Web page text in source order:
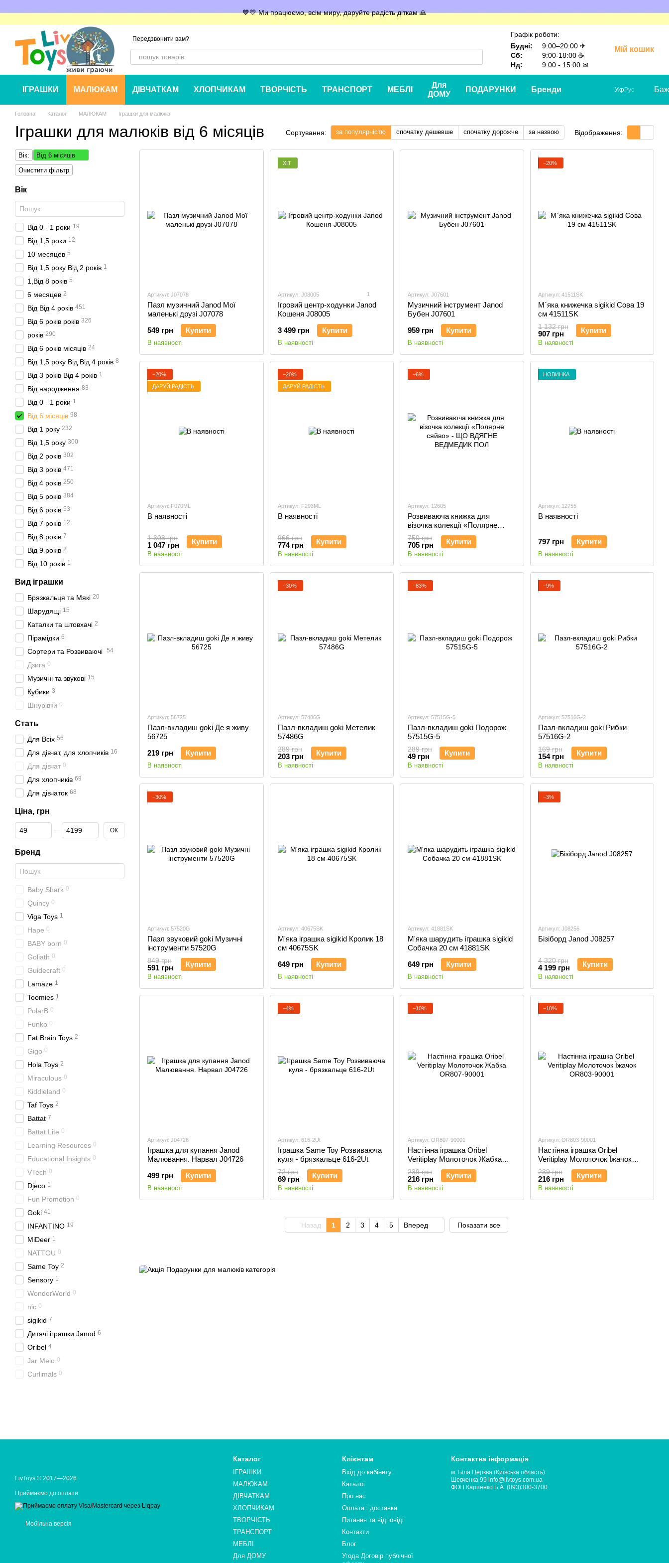
💙💛 Ми працюємо, всім миру, даруйте радість діткам 🙏
Передзвонити вам?
Графік роботи:
Будні:
9:00–20:00 ✈
Сб:
9:00-18:00 ☕
Нд:
9:00 - 15:00 ✉
Мій кошик
ІГРАШКИ МАЛЮКАМ ДІВЧАТКАМ ХЛОПЧИКАМ ТВОРЧІСТЬ ТРАНСПОРТ МЕБЛІ
Для
ДОМУ
ПОДАРУНКИ Бренди УкрРус
Головна Каталог МАЛЮКАМ Іграшки для малюкiв
Іграшки для малюків від 6 місяців Сортування: за популярністю спочатку дешевше спочатку дорожче за назвою Відображення:
Артикул: J07078
Пазл музичний Janod Мої
маленькі друзі J07078
549 грн
Купити
В наявності
ХІТ
Артикул: J08005 1
Ігровий центр-ходунки Janod
Кошеня J08005
3 499 грн
Купити
В наявності
Артикул: J07601
Музичний інструмент Janod
Бубен J07601
959 грн
Купити
В наявності
−20%
Артикул: 41511SK
М`яка книжечка sigikid Cова 19
см 41511SK
1 132 грн
907 грн Купити
В наявності
−20%
ДАРУЙ РАДІСТЬ
Артикул: F070ML
В наявності
1 308 грн
1 047 грн Купити
В наявності
−20%
ДАРУЙ РАДІСТЬ
Артикул: F293ML
В наявності
966 грн
774 грн Купити
В наявності
−6%
Артикул: 12605
Розвиваюча книжка для
візочка колекції «Полярне
сяйво» - ЩО ВДЯГНЕ
ВЕДМЕДИК ПОЛ
750 грн
705 грн Купити
В наявності
НОВИНКА
Артикул: 12755
В наявності
797 грн Купити
В наявності
Артикул: 56725
Пазл-вкладиш goki Де я живу
56725
219 грн
Купити
В наявності
−30%
Артикул: 57486G
Пазл-вкладиш goki Метелик
57486G
289 грн
203 грн Купити
В наявності
−83%
Артикул: 57515G-5
Пазл-вкладиш goki Подорож
57515G-5
289 грн
49 грн Купити
В наявності
−9%
Артикул: 57516G-2
Пазл-вкладиш goki Рибки
57516G-2
169 грн
154 грн Купити
В наявності
−30%
Артикул: 57520G
Пазл звуковий goki Музичні
інструменти 57520G
849 грн
591 грн Купити
В наявності
Артикул: 40675SK
М'яка іграшка sigikid Кролик 18
см 40675SK
649 грн
Купити
В наявності
Артикул: 41881SK
М'яка шарудить іграшка sigikid
Собачка 20 см 41881SK
649 грн
Купити
В наявності
−3%
Артикул: J08256
Бізіборд Janod J08257
4 320 грн
4 199 грн Купити
В наявності
Артикул: J04726
Іграшка для купання Janod
Малювання. Нарвал J04726
499 грн
Купити
В наявності
−4%
Артикул: 616-2Ut
Іграшка Same Toy Розвиваюча
куля - брязкальце 616-2Ut
72 грн
69 грн Купити
В наявності
−10%
Артикул: OR807-90001
Настінна іграшка Oribel
Veritiplay Молоточок Жабка
OR807-90001
239 грн
216 грн Купити
В наявності
−10%
Артикул: OR803-90001
Настінна іграшка Oribel
Veritiplay Молоточок Їжачок
OR803-90001
239 грн
216 грн Купити
В наявності
Назад 1 2 3 4 5 Вперед Показати все
Вік:
Від 6 місяців
Очистити фільтр
Вік
Від 0 - 1 роки 19
Від 1,5 роки 12
10 месяцев 5
Від 1,5 року Від 2 років 1
1,Від 8 років 5
6 месяцев 2
Від Від 4 років 451
Від 6 років років 326
років 290
Від 6 років місяців 24
Від 1,5 року Від Від 4 років 8
Від 3 років Від 4 років 1
Від народження 83
Від 0 - 1 роки 1
Від 6 місяців 98
Від 1 року 232
Від 1,5 року 300
Від 2 років 302
Від 3 років 471
Від 4 років 250
Від 5 років 384
Від 6 років 53
Від 7 років 12
Від 8 років 7
Від 9 років 2
Від 10 років 1
Вид іграшки
Брязкальця та Мякі 20
Шарудящі 15
Каталки та штовхачі 2
Пірамідки 6
Сортери та Розвиваючі 54
Дзига 0
Музичні та звукові 15
Кубики 3
Шнурівки 0
Стать
Для Всіх 56
Для дівчат, для хлопчиків 16
Для дівчат 0
Для хлопчиків 69
Для дівчаток 68
Ціна, грн
Від Ціна, грн
До Ціна, грн ОК
Бренд
Baby Shark 0
Quincy 0
Viga Toys 1
Hape 0
BABY born 0
Goliath 0
Guidecraft 0
Lamaze 1
Toomies 1
PolarB 0
Funko 0
Fat Brain Toys 2
Gigo 0
Hola Toys 2
Miraculous 0
Kiddieland 0
Taf Toys 2
Battat 7
Battat Lite 0
Learning Resources 0
Educational Insights 0
VTech 0
Djeco 1
Fun Promotion 0
Goki 41
INFANTINO 19
MiDeer 1
NATTOU 0
Same Toy 2
Sensory 1
WonderWorld 0
nic 0
sigikid 7
Дитячі іграшки Janod 6
Oribel 4
Jar Melo 0
Curlimals 0
LivToys © 2017—2026
Приймаємо до оплати
Мобільна версія
Каталог
ІГРАШКИ
МАЛЮКАМ
ДІВЧАТКАМ
ХЛОПЧИКАМ
ТВОРЧІСТЬ
ТРАНСПОРТ
МЕБЛІ
Для ДОМУ
Клієнтам
Вхід до кабінету
Каталог
Про нас
Оплата і доставка
Питання та відповіді
Контакти
Блог
Угода Договір публічної
Контактна інформація
м. Біла Церква (Київська область)
Шевченка 99 info@livtoys.com.ua
ФОП Карпенко Б.А. (093)300-3700